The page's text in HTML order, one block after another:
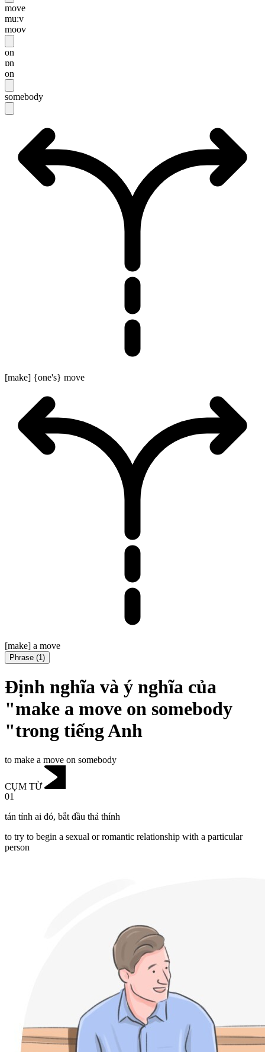
move
mu:v
moov
on
ɒn
on
somebody
[make] {one's} move
[make] a move
Phrase (1)
Định nghĩa và ý nghĩa của
"make a move on somebody
"trong tiếng Anh
to make a move on somebody
CỤM TỪ
01
tán tỉnh ai đó, bắt đầu thả thính
to try to begin a sexual or romantic relationship with a particular
person